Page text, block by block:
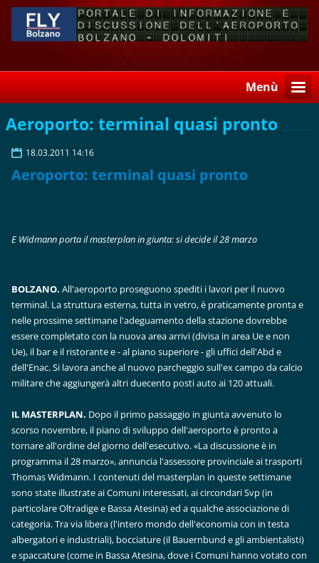
Menù
Aeroporto: terminal quasi pronto
18.03.2011 14:16
Aeroporto: terminal quasi pronto
E Widmann porta il masterplan in giunta: si decide il 28 marzo
BOLZANO. All'aeroporto proseguono spediti i lavori per il nuovo
terminal. La struttura esterna, tutta in vetro, è praticamente pronta e
nelle prossime settimane l'adeguamento della stazione dovrebbe
essere completato con la nuova area arrivi (divisa in area Ue e non
Ue), il bar e il ristorante e - al piano superiore - gli uffici dell'Abd e
dell'Enac. Si lavora anche al nuovo parcheggio sull'ex campo da calcio
militare che aggiungerà altri duecento posti auto ai 120 attuali.
IL MASTERPLAN. Dopo il primo passaggio in giunta avvenuto lo
scorso novembre, il piano di sviluppo dell'aeroporto è pronto a
tornare all'ordine del giorno dell'esecutivo. «La discussione è in
programma il 28 marzo», annuncia l'assessore provinciale ai trasporti
Thomas Widmann. I contenuti del masterplan in queste settimane
sono state illustrate ai Comuni interessati, ai circondari Svp (in
particolare Oltradige e Bassa Atesina) ed a qualche associazione di
categoria. Tra via libera (l'intero mondo dell'economia con in testa
albergatori e industriali), bocciature (il Bauernbund e gli ambientalisti)
e spaccature (come in Bassa Atesina, dove i Comuni hanno votato con